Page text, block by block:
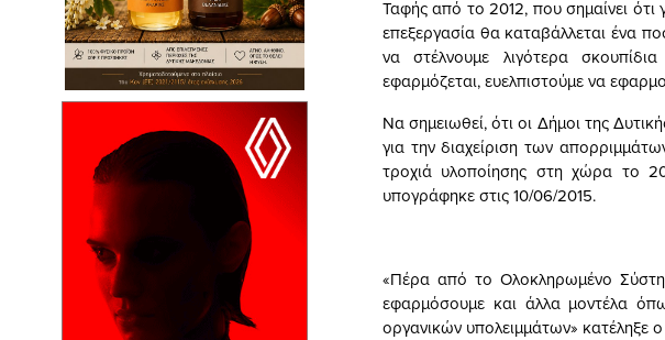
Ταφής από το 2012, που σημαίνει ότι
επεξεργασία θα καταβάλλεται ένα
να στέλνουμε λιγότερα
εφαρμόζεται, ευελπιστούμε να
Να σημειωθεί, ότι οι Δήμοι της
για την διαχείριση των
τροχιά υλοποίησης στη χώρα το
υπογράφηκε στις 10/06/2015.
«Πέρα από το Ολοκληρωμένο
εφαρμόσουμε και άλλα μοντέλα
οργανικών υπολειμμάτων» κατέληξε